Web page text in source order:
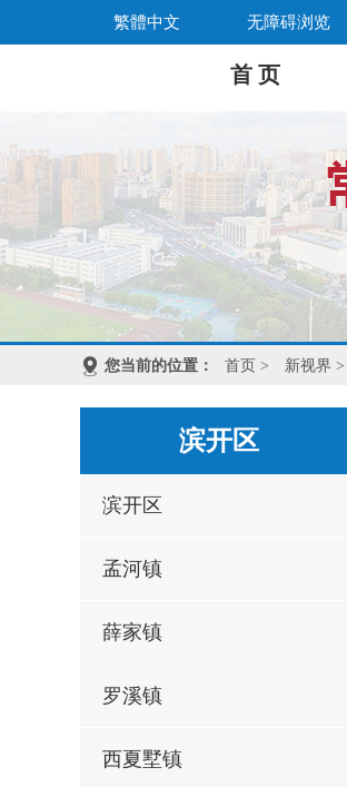
繁體中文 无障碍浏览
首 页
您当前的位置： 首页 > 新视界 >
滨开区
滨开区
孟河镇
薛家镇
罗溪镇
西夏墅镇